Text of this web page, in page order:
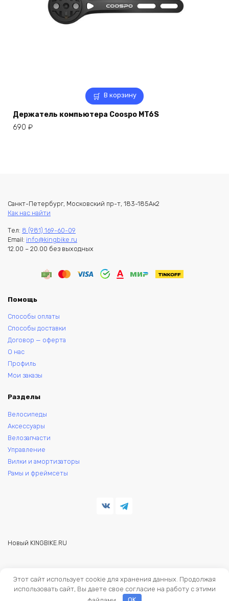
В корзину
Держатель компьютера Coospo MT6S
690 ₽
Санкт-Петербург, Московский пр-т, 183-185Ак2
Как нас найти
Тел: 8 (981) 169-60-09
Email: info@kingbike.ru
12.00 – 20.00 без выходных
Помощь
Способы оплаты
Способы доставки
Договор — оферта
О нас
Профиль
Мои заказы
Разделы
Велосипеды
Аксессуары
Велозапчасти
Управление
Вилки и амортизаторы
Рамы и фреймсеты
Новый KINGBIKE.RU
велосипедов.
Этот сайт использует cookie для хранения данных. Продолжая
использовать сайт, Вы даете свое согласие на работу с этими